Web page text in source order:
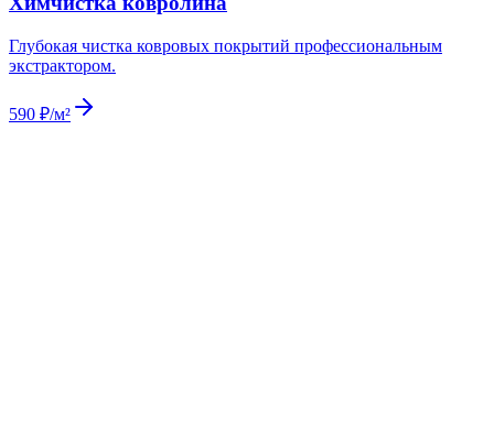
590 ₽/м²